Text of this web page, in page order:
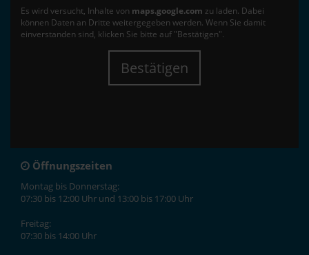
Es wird versucht, Inhalte von maps.google.com zu laden. Dabei
können Daten an Dritte weitergegeben werden. Wenn Sie damit
einverstanden sind, klicken Sie bitte auf "Bestätigen".
Bestätigen
Öffnungszeiten
Montag bis Donnerstag:
07:30 bis 12:00 Uhr und 13:00 bis 17:00 Uhr
Freitag:
07:30 bis 14:00 Uhr